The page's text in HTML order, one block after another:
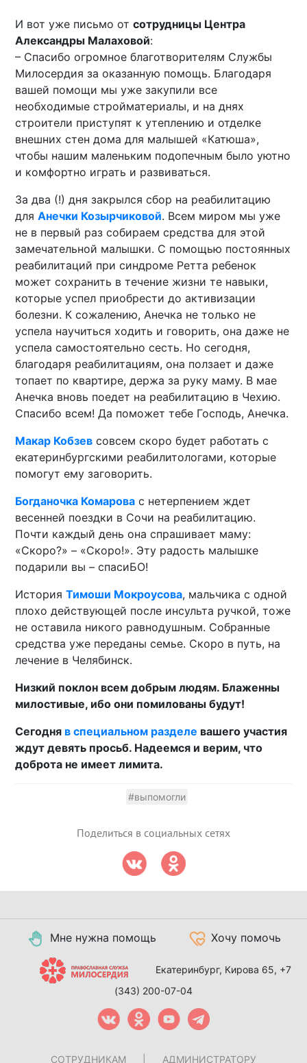
И вот уже письмо отсотрудницы Центра
Александры Малаховой:
– Спасибо огромное благотворителям Службы
Милосердия за оказанную помощь. Благодаря
вашей помощи мы уже закупили все
необходимые стройматериалы, и на днях
строители приступят к утеплению и отделке
внешних стен дома для малышей «Катюша»,
чтобы нашим маленьким подопечным было уютно
и комфортно играть и развиваться.
За два (!) дня закрылся сбор на реабилитацию
дляАнечки Козырчиковой. Всем миром мы уже
не в первый раз собираем средства для этой
замечательной малышки. С помощью постоянных
реабилитаций при синдроме Ретта ребенок
может сохранить в течение жизни те навыки,
которые успел приобрести до активизации
болезни. К сожалению, Анечка не только не
успела научиться ходить и говорить, она даже не
успела самостоятельно сесть. Но сегодня,
благодаря реабилитациям, она ползает и даже
топает по квартире, держа за руку маму. В мае
Анечка вновь поедет на реабилитацию в Чехию.
Спасибо всем! Да поможет тебе Господь, Анечка.
Макар Кобзев совсем скоро будет работать с
екатеринбургскими реабилитологами, которые
помогут ему заговорить.
Богданочка Комарова с нетерпением ждет
весенней поездки в Сочи на реабилитацию.
Почти каждый день она спрашивает маму:
«Скоро?» – «Скоро!». Эту радость малышке
подарили вы – спасиБО!
ИсторияТимоши Мокроусова, мальчика с одной
плохо действующей после инсульта ручкой, тоже
не оставила никого равнодушным. Собранные
средства уже переданы семье. Скоро в путь, на
лечение в Челябинск.
Низкий поклон всем добрым людям. Блаженны
милостивые, ибо они помилованы будут!
Сегодня в специальном разделе вашего участия
ждут девять просьб. Надеемся и верим, что
доброта не имеет лимита.
#выпомогли
Поделиться в социальных сетях
Мне нужна помощь Хочу помочь
Екатеринбург, Кирова 65, +7
(343) 200-07-04
СОТРУДНИКАМ АДМИНИСТРАТОРУ